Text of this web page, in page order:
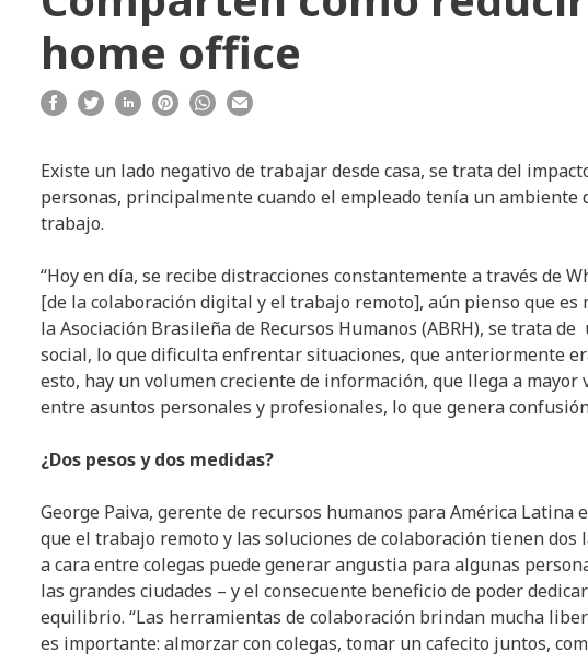
home office
Existe un lado negativo de trabajar desde casa, se trata del
personas, principalmente cuando el empleado tenía un ambiente
trabajo.
“Hoy en día, se recibe distracciones constantemente a través de
[de la colaboración digital y el trabajo remoto], aún pienso que
la Asociación Brasileña de Recursos Humanos (ABRH), se trata
social, lo que dificulta enfrentar situaciones, que anteriormente
esto, hay un volumen creciente de información, que llega a
entre asuntos personales y profesionales, lo que genera
¿Dos pesos y dos medidas?
George Paiva, gerente de recursos humanos para América Latina
que el trabajo remoto y las soluciones de colaboración tienen dos
a cara entre colegas puede generar angustia para algunas
las grandes ciudades – y el consecuente beneficio de poder
equilibrio. “Las herramientas de colaboración brindan mucha
es importante: almorzar con colegas, tomar un cafecito juntos,